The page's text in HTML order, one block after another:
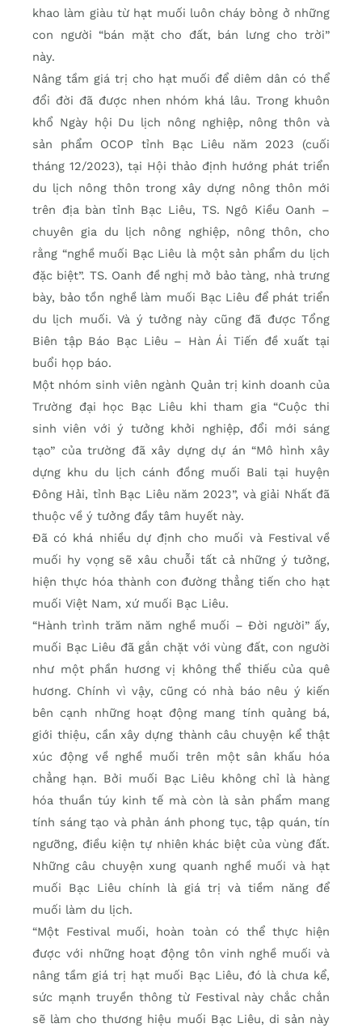
khao làm giàu từ hạt muối luôn cháy bỏng ở những
con người “bán mặt cho đất, bán lưng cho trời”
này.
Nâng tầm giá trị cho hạt muối để diêm dân có thể
đổi đời đã được nhen nhóm khá lâu. Trong khuôn
khổ Ngày hội Du lịch nông nghiệp, nông thôn và
sản phẩm OCOP tỉnh Bạc Liêu năm 2023 (cuối
tháng 12/2023), tại Hội thảo định hướng phát triển
du lịch nông thôn trong xây dựng nông thôn mới
trên địa bàn tỉnh Bạc Liêu, TS. Ngô Kiều Oanh –
chuyên gia du lịch nông nghiệp, nông thôn, cho
rằng “nghề muối Bạc Liêu là một sản phẩm du lịch
đặc biệt”. TS. Oanh đề nghị mở bảo tàng, nhà trưng
bày, bảo tồn nghề làm muối Bạc Liêu để phát triển
du lịch muối. Và ý tưởng này cũng đã được Tổng
Biên tập Báo Bạc Liêu – Hàn Ái Tiến đề xuất tại
buổi họp báo.
Một nhóm sinh viên ngành Quản trị kinh doanh của
Trường đại học Bạc Liêu khi tham gia “Cuộc thi
sinh viên với ý tưởng khởi nghiệp, đổi mới sáng
tạo” của trường đã xây dựng dự án “Mô hình xây
dựng khu du lịch cánh đồng muối Bali tại huyện
Đông Hải, tỉnh Bạc Liêu năm 2023”, và giải Nhất đã
thuộc về ý tưởng đầy tâm huyết này.
Đã có khá nhiều dự định cho muối và Festival về
muối hy vọng sẽ xâu chuỗi tất cả những ý tưởng,
hiện thực hóa thành con đường thẳng tiến cho hạt
muối Việt Nam, xứ muối Bạc Liêu.
“Hành trình trăm năm nghề muối – Đời người” ấy,
muối Bạc Liêu đã gắn chặt với vùng đất, con người
như một phần hương vị không thể thiếu của quê
hương. Chính vì vậy, cũng có nhà báo nêu ý kiến
bên cạnh những hoạt động mang tính quảng bá,
giới thiệu, cần xây dựng thành câu chuyện kể thật
xúc động về nghề muối trên một sân khấu hóa
chẳng hạn. Bởi muối Bạc Liêu không chỉ là hàng
hóa thuần túy kinh tế mà còn là sản phẩm mang
tính sáng tạo và phản ánh phong tục, tập quán, tín
ngưỡng, điều kiện tự nhiên khác biệt của vùng đất.
Những câu chuyện xung quanh nghề muối và hạt
muối Bạc Liêu chính là giá trị và tiềm năng để
muối làm du lịch.
“Một Festival muối, hoàn toàn có thể thực hiện
được với những hoạt động tôn vinh nghề muối và
nâng tầm giá trị hạt muối Bạc Liêu, đó là chưa kể,
sức mạnh truyền thông từ Festival này chắc chắn
sẽ làm cho thương hiệu muối Bạc Liêu, di sản này